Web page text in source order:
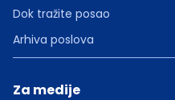
Dok tražite posao
Arhiva poslova
Za medije